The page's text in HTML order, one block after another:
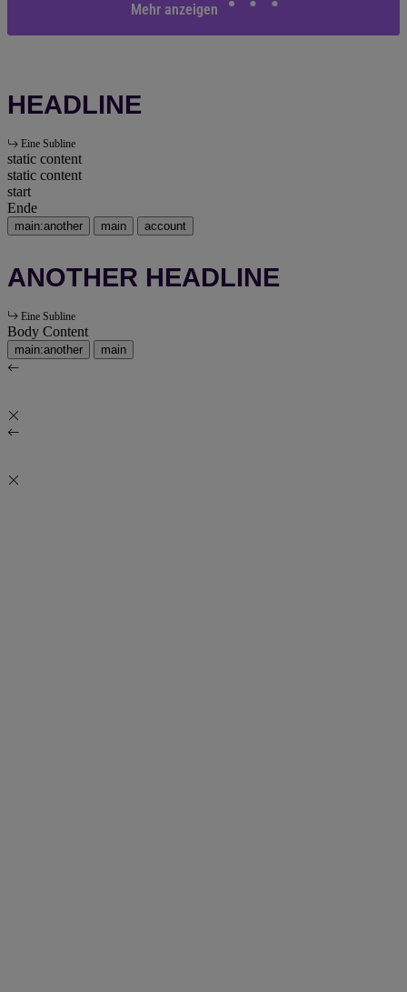
Mehr anzeigen
HEADLINE
Eine Subline
static content
static content
start
Ende
main:another main account
ANOTHER HEADLINE
Eine Subline
Body Content
main:another main